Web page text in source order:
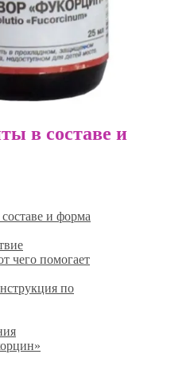
в составе и
и форма
чего помогает
по